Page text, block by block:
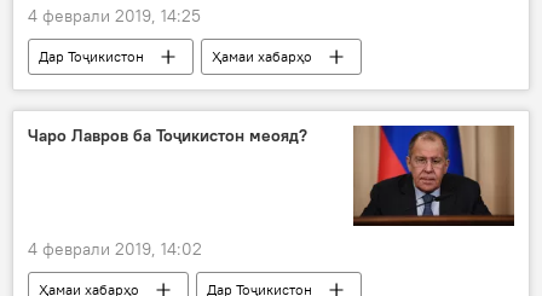
4 феврали 2019, 14:25
Дар Тоҷикистон
Ҳамаи хабарҳо
Тоҷикстандарт
Оҷонсии Тоҷикстандарт
маҳсулоти пастсифат
ошкоро
Чаро Лавров ба Тоҷикистон меояд?
4 феврали 2019, 14:02
Ҳамаи хабарҳо
Дар Тоҷикистон